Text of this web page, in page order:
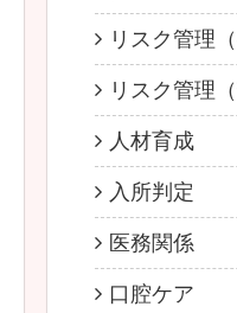
リスク管理（
リスク管理（
人材育成
入所判定
医務関係
口腔ケア